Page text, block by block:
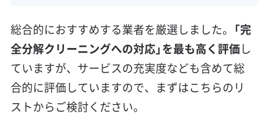
監修 宇賀神
り国道16号沿いのお客様からは
「窓を開けるとザラザラしたホコ
リが入ってくる」というお話をよ
く聞きますね。この細かい土埃
が、排気ガスの見えない油分と
保証付き アフターフォロー
女性スタッフ在籍
エコ洗剤使用
アレルギー対策
ハウスダスト除去
利便性・サービス (12)
総合的におすすめする業者を厳選しました。 「完
全分解クリーニングへの対応」を最も高く評価し
ていますが、サービスの充実度なども含めて総
合的に評価していますので、まずはこちらのリ
ストからご検討ください。